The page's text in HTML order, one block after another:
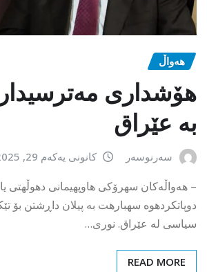
هەواڵ
هۆشداری
بە عێراق
سەرنوسەر کانونی یەکەم 29, 2025
– هەواڵەکان سهرۆكی هاوپهیمانی
دوپاتكردهوه سهبارهت به پیلان داڕشتن بۆ
سیاسی له عێراق. نوری…
READ MORE